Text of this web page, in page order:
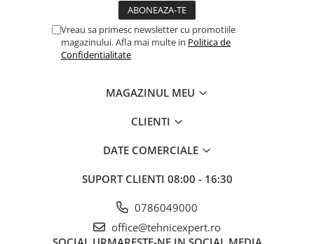
Gletiere, spacluri si mistrii
Alte gletiere
Gletiere profesionale
Mistrii drepte si pentru colturi
Instrumente pentru scris si trasat
Creioane si creta
Markere permanente
Vreau sa primesc newsletter cu promotiile
magazinului. Afla mai multe in Politica de
Confidentialitate
MAGAZINUL MEU
CLIENTI
DATE COMERCIALE
SUPORT CLIENTI 08:00 - 16:30
0786049000
office@tehnicexpert.ro